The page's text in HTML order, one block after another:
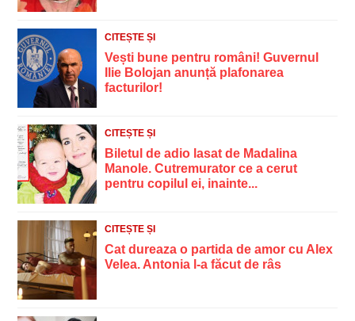
CITEȘTE ȘI
Vești bune pentru români! Guvernul
Ilie Bolojan anunță plafonarea
facturilor!
CITEȘTE ȘI
Biletul de adio lasat de Madalina
Manole. Cutremurator ce a cerut
pentru copilul ei, inainte...
CITEȘTE ȘI
Cat dureaza o partida de amor cu Alex
Velea. Antonia l-a făcut de râs